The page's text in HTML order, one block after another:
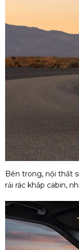
Bên trong, nội thất
rải rác khắp cabin,